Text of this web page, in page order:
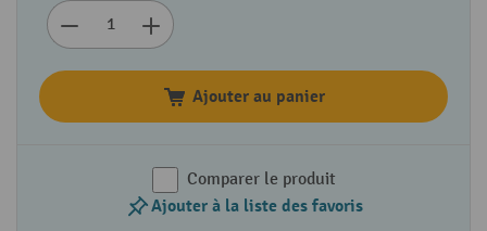
Ajouter au panier
Comparer le produit
Ajouter à la liste des favoris